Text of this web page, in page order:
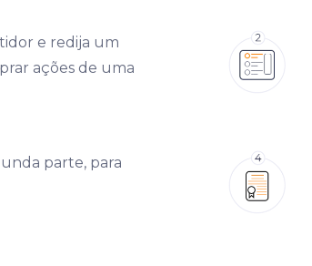
e redija um
ações de uma
parte, para